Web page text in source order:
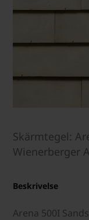
Skärmtegel:
Wienerberger
Beskrivelse
Arena 500I